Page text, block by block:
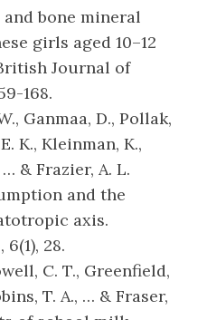
bone mineral
girls aged 10–12
Journal of
168.
Ganmaa, D., Pollak,
K., Kleinman, K.,
& Frazier, A. L.
and the
axis.
28.
C. T., Greenfield,
T. A., … & Fraser,